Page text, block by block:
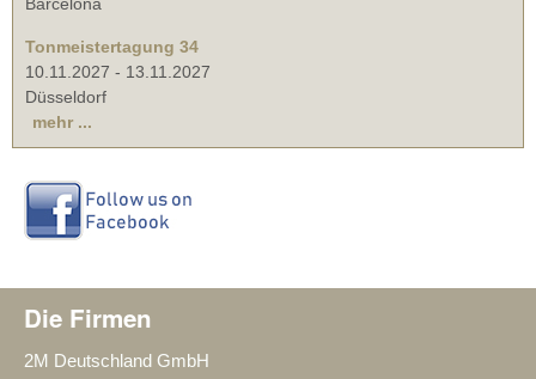
Barcelona
Tonmeistertagung 34
10.11.2027 - 13.11.2027
Düsseldorf
mehr ...
Die Firmen
2M Deutschland GmbH